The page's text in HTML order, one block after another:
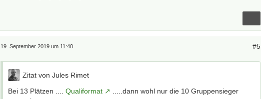
19. September 2019 um 11:40 #5
Zitat von Jules Rimet
Bei 13 Plätzen ....Qualiformat
.....dann wohl nur die 10 Gruppensieger